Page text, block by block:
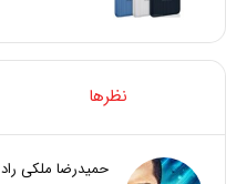
نظرها
حمیدرضا ملکی راد